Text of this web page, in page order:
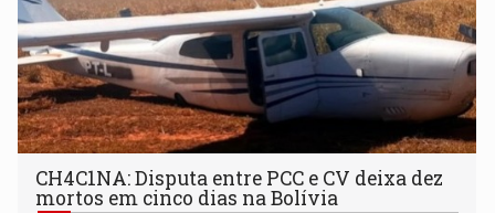
CH4C1NA: Disputa entre PCC e CV deixa dez
mortos em cinco dias na Bolívia